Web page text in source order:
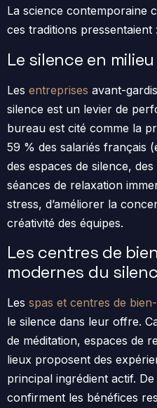
La science contemporaine
ces traditions pressentaient
Le silence en
Les entreprises avant-
silence est un levier de
bureau est cité comme la
59 % des salariés français
des espaces de silence,
séances de relaxation
stress, d’améliorer la
créativité des équipes.
Les centres de
modernes du
Les spas et centres de
le silence dans leur offre.
de méditation, espaces de
lieux proposent des
principal ingrédient actif.
confirment les bénéfices